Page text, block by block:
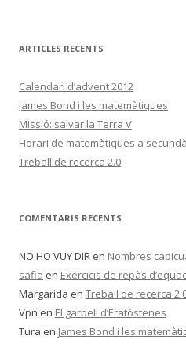
ARTICLES RECENTS
Calendari d’advent 2012
James Bond i les matemàtiques
Missió: salvar la Terra V
Horari de matemàtiques a
Treball de recerca 2.0
COMENTARIS RECENTS
NO HO VUY DIR en Nombres
safia en Exercicis de repàs
Margarida en Treball de recerca
Vpn en El garbell d’Eratòstenes
Tura en James Bond i les